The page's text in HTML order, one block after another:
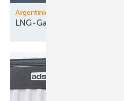
Argentinien, Katar
LNG-Gas